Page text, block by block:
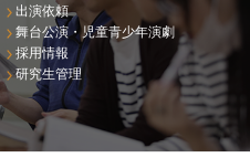
出演依頼
舞台公演・児童青少年演劇
採用情報
研究生管理